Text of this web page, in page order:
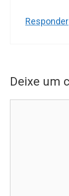
Responder
Deixe um